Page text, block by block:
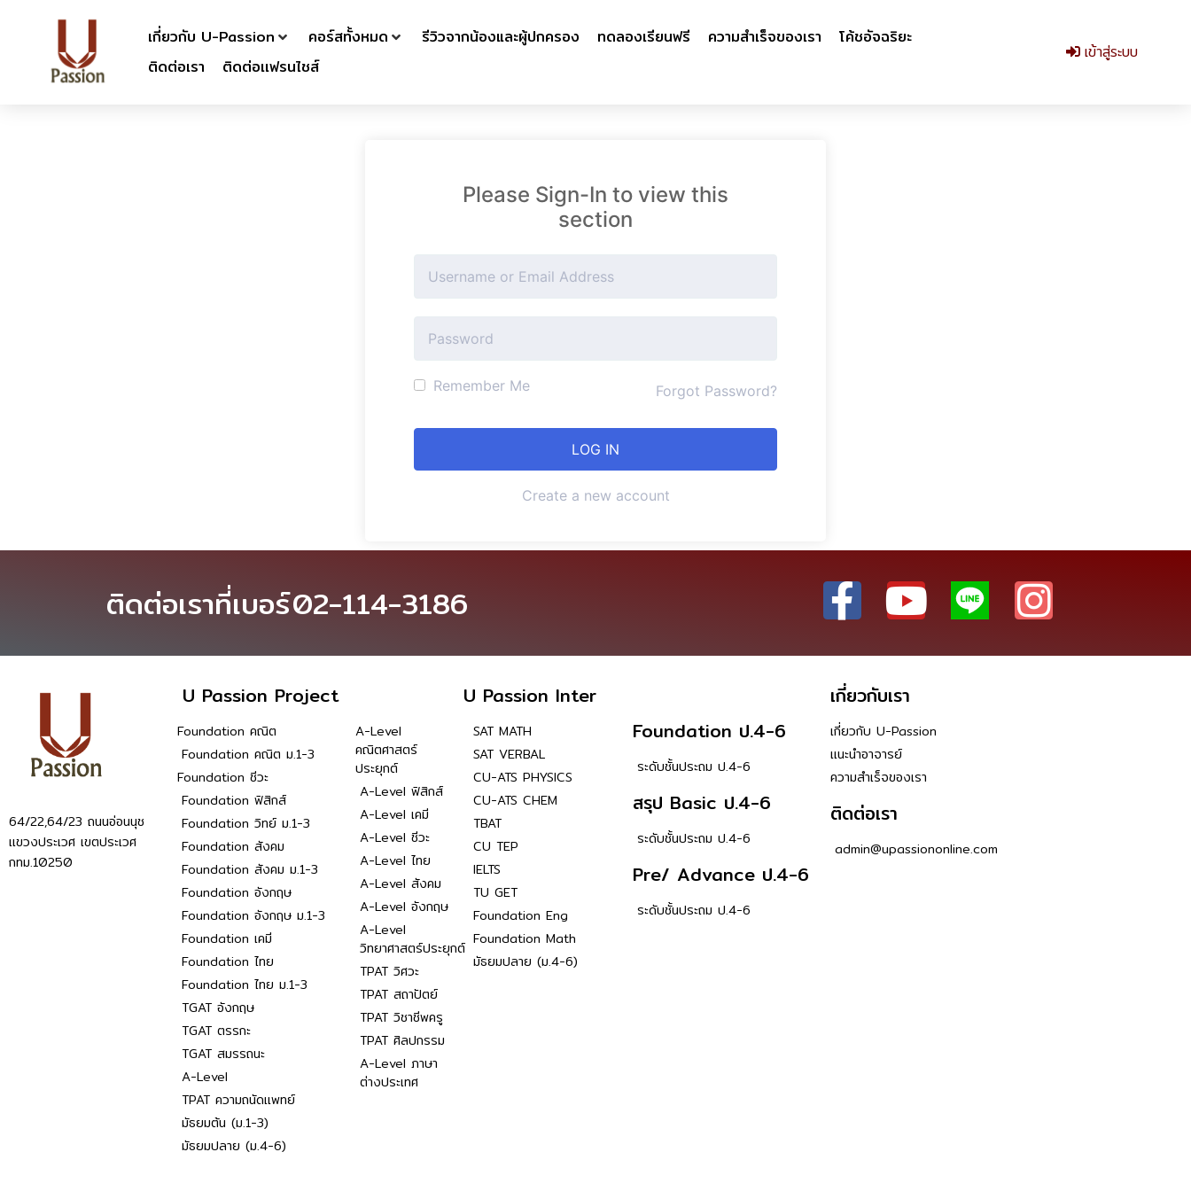
เกี่ยวกับ U-Passion คอร์สทั้งหมด รีวิวจากน้องและผู้ปกครอง ทดลองเรียนฟรี ความสำเร็จของเรา
โค้ชอัจฉริยะ
ติดต่อเรา
ติดต่อเเฟรนไชส์
เข้าสู่ระบบ
Please Sign-In to view this
section
Remember Me Forgot Password?
Create a new account
ติดต่อเราที่เบอร์02-114-3186
U Passion Project U Passion Inter เกี่ยวกับเรา
64/22,64/23 ถนนอ่อนนุช
แขวงประเวศ เขตประเวศ
กทม.10250
Foundation คณิต
Foundation คณิต ม.1-3
Foundation ชีวะ
Foundation ฟิสิกส์
Foundation วิทย์ ม.1-3
Foundation สังคม
Foundation สังคม ม.1-3
Foundation อังกฤษ
Foundation อังกฤษ ม.1-3
Foundation เคมี
Foundation ไทย
Foundation ไทย ม.1-3
TGAT อังกฤษ
TGAT ตรรกะ
TGAT สมรรถนะ
A-Level
TPAT ความถนัดแพทย์
มัธยมต้น (ม.1-3)
มัธยมปลาย (ม.4-6)
A-Level
คณิตศาสตร์
ประยุกต์
A-Level ฟิสิกส์
A-Level เคมี
A-Level ชีวะ
A-Level ไทย
A-Level สังคม
A-Level อังกฤษ
A-Level
วิทยาศาสตร์ประยุกต์
TPAT วิศวะ
TPAT สถาปัตย์
TPAT วิชาชีพครู
TPAT ศิลปกรรม
A-Level ภาษา
ต่างประเทศ
SAT MATH
SAT VERBAL
CU-ATS PHYSICS
CU-ATS CHEM
TBAT
CU TEP
IELTS
TU GET
Foundation Eng
Foundation Math
มัธยมปลาย (ม.4-6)
Foundation ป.4-6
ระดับชั้นประถม ป.4-6
สรุป Basic ป.4-6
ระดับชั้นประถม ป.4-6
Pre/ Advance ป.4-6
ระดับชั้นประถม ป.4-6
เกี่ยวกับ U-Passion
แนะนำอาจารย์
ความสำเร็จของเรา
ติดต่อเรา
admin@upassiononline.com